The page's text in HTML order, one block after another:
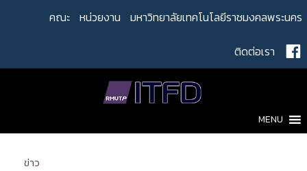
คณะ หน่วยงาน มหาวิทยาลัยเทคโนโลยีราชมงคลพระนคร
ติดต่อเรา
MENU
ข่าว